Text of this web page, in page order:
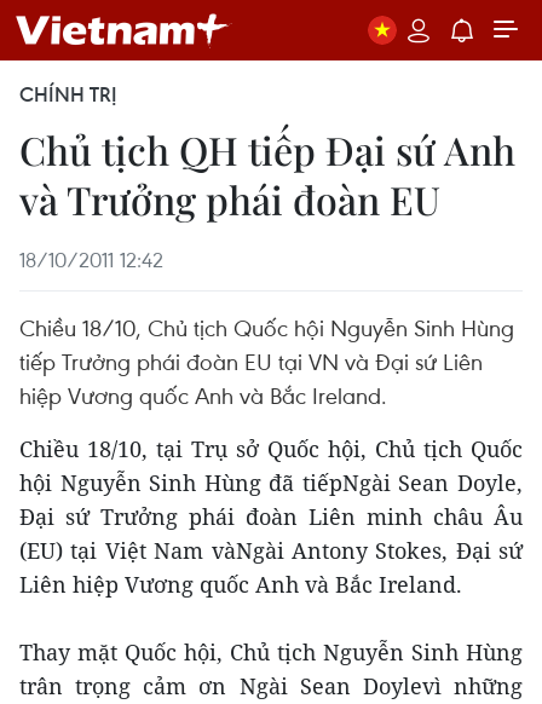
CHÍNH TRỊ
Chủ tịch QH tiếp Đại sứ Anh
và Trưởng phái đoàn EU
18/10/2011 12:42
Chiều 18/10, Chủ tịch Quốc hội Nguyễn Sinh Hùng
tiếp Trưởng phái đoàn EU tại VN và Đại sứ Liên
hiệp Vương quốc Anh và Bắc Ireland.
Chiều 18/10, tại Trụ sở Quốc hội, Chủ tịch Quốc
hội Nguyễn Sinh Hùng đã tiếpNgài Sean Doyle,
Đại sứ Trưởng phái đoàn Liên minh châu Âu
(EU) tại Việt Nam vàNgài Antony Stokes, Đại sứ
Liên hiệp Vương quốc Anh và Bắc Ireland.
Thay mặt Quốc hội, Chủ tịch Nguyễn Sinh Hùng
trân trọng cảm ơn Ngài Sean Doylevì những